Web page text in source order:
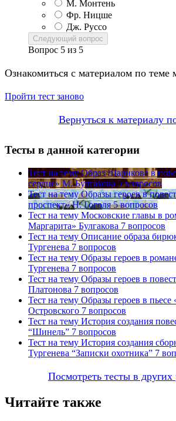
М. Монтень
Фр. Ницше
Дж. Руссо
Следующий вопрос
Вопрос 5 из 5
Ознакомиться с материалом по теме
Пройти тест заново
Вернуться к материалу
Тесты в данной категории
Тест на тему Образ Шарикова в
сердце» М. Булгакова 5 вопросов
Тест на тему Образы героев в
проспект» Н. Гоголя 5 вопросов
Тест на тему Московские главы в
Маргарита» Булгакова 7 вопросов
Тест на тему Описание образа
Тургенева 7 вопросов
Тест на тему Образы героев в
Тургенева 7 вопросов
Тест на тему Образы героев в
Платонова 7 вопросов
Тест на тему Образы героев в пьесе
Островского 7 вопросов
Тест на тему История создания
“Шинель” 7 вопросов
Тест на тему История создания
Тургенева “Записки охотника” 7
Посмотреть тесты в других
Читайте также